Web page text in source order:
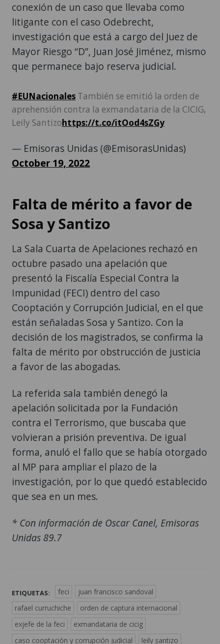
conexión de un caso que llevaba como
litigante con el caso Odebrecht,
investigación que está a cargo del Juez de
Mayor Riesgo “D”, Juan José Jiménez, mismo
que permanece bajo reserva judicial.
#EUNacionales También se emitió la orden de
aprehensión contra la exmandataria de la CICIG,
Leily Santizohttps://t.co/itOod4sZGy
— Emisoras Unidas (@EmisorasUnidas)
October 19, 2022
Falta de mérito a favor de
Sosa y Santizo
La Sala Cuarta de Apelaciones rechazó en
octubre pasado una apelación que
presentó la Fiscalía Especial Contra la
Impunidad (FECI) dentro del caso
Cooptación y Corrupción Judicial, en el que
están señaladas Sosa y Santizo. Con la
decisión de los magistrados, se confirma la
falta de mérito por obstrucción de justicia
a favor de las abogadas.
La referida sala también denegó la
apelación solicitada por la Fundación
contra el Terrorismo, que buscaba que
volvieran a prisión preventiva. De igual
forma, anuló el fallo que se había otorgado
al MP para ampliar el plazo de la
investigación, por lo que quedó establecido
que sea en un mes.
* Con información de Oscar Canel, Emisoras
Unidas 89.7
ETIQUETAS: feci
juan francisco sandoval
rafael curruchiche
orden de captura internacional
exjefe de la feci
exmandataria de cicig
caso cooptación y corrupción judicial
leily santizo